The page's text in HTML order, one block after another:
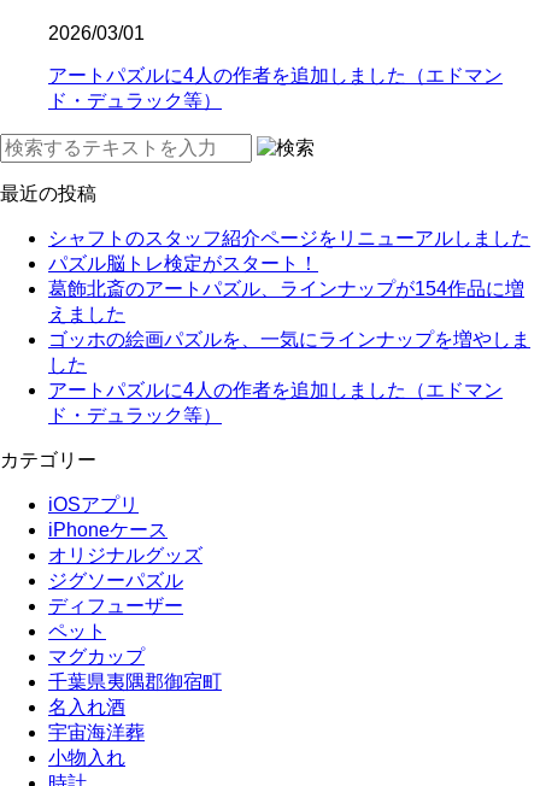
2026/03/01
アートパズルに4人の作者を追加しました（エドマン
ド・デュラック等）
最近の投稿
シャフトのスタッフ紹介ページをリニューアルしました
パズル脳トレ検定がスタート！
葛飾北斎のアートパズル、ラインナップが154作品に増
えました
ゴッホの絵画パズルを、一気にラインナップを増やしま
した
アートパズルに4人の作者を追加しました（エドマン
ド・デュラック等）
カテゴリー
iOSアプリ
iPhoneケース
オリジナルグッズ
ジグソーパズル
ディフューザー
ペット
マグカップ
千葉県夷隅郡御宿町
名入れ酒
宇宙海洋葬
小物入れ